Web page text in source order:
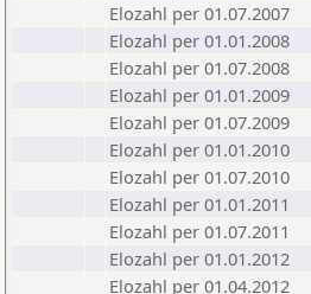
Elozahl per 01.07.2007
Elozahl per 01.01.2008
Elozahl per 01.07.2008
Elozahl per 01.01.2009
Elozahl per 01.07.2009
Elozahl per 01.01.2010
Elozahl per 01.07.2010
Elozahl per 01.01.2011
Elozahl per 01.07.2011
Elozahl per 01.01.2012
Elozahl per 01.04.2012